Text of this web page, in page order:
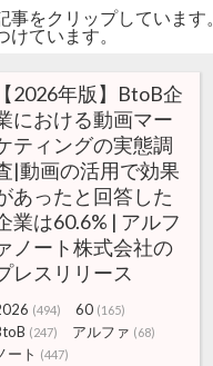
事をクリップしていま
ています。
【2026年版】BtoB企
における動画マー
ティングの実態調
|動画の活用で効果
あったと回答した
業は60.6% | アルフ
ノート株式会社の
レスリリース
(494) 60 (165)
(247) アルファ (68)
ート (447)